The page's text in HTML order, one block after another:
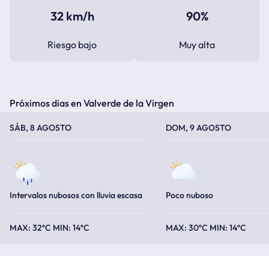
32 km/h
Riesgo bajo
90%
Muy alta
Próximos dias en Valverde de la Virgen
SÁB, 8 AGOSTO
Intervalos nubosos con lluvia escasa
32ºC 14ºC
DOM, 9 AGOSTO
Poco nuboso
30ºC 14ºC